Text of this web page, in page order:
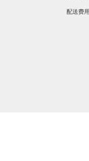
配送费用